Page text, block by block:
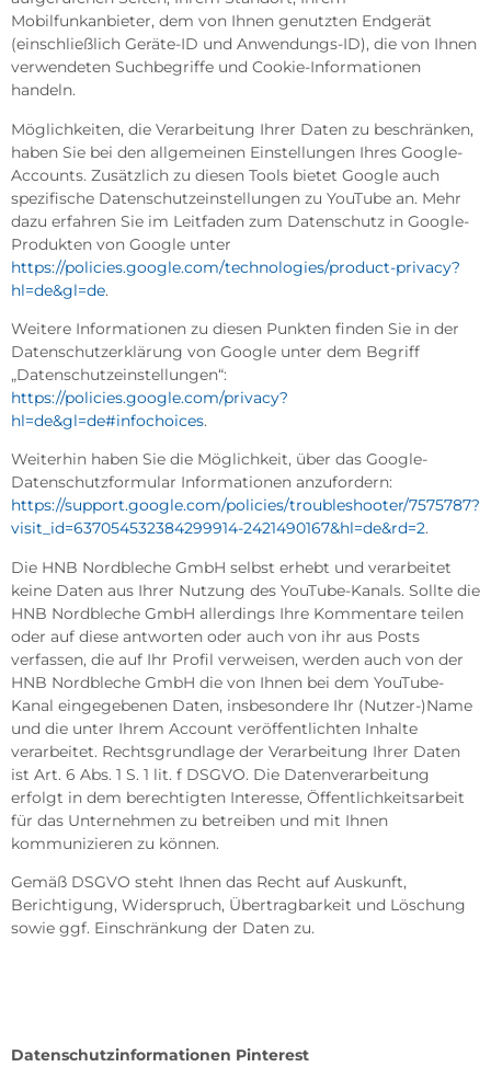
Mobilfunkanbieter, dem von Ihnen genutzten Endgerät
(einschließlich Geräte-ID und Anwendungs-ID), die von Ihnen
verwendeten Suchbegriffe und Cookie-Informationen
handeln.
Möglichkeiten, die Verarbeitung Ihrer Daten zu beschränken,
haben Sie bei den allgemeinen Einstellungen Ihres Google-
Accounts. Zusätzlich zu diesen Tools bietet Google auch
spezifische Datenschutzeinstellungen zu YouTube an. Mehr
dazu erfahren Sie im Leitfaden zum Datenschutz in Google-
Produkten von Google unter
https://policies.google.com/technologies/product-privacy?
hl=de&gl=de.
Weitere Informationen zu diesen Punkten finden Sie in der
Datenschutzerklärung von Google unter dem Begriff
„Datenschutzeinstellungen“:
https://policies.google.com/privacy?
hl=de&gl=de#infochoices.
Weiterhin haben Sie die Möglichkeit, über das Google-
Datenschutzformular Informationen anzufordern:
https://support.google.com/policies/troubleshooter/7575787?
visit_id=637054532384299914-2421490167&hl=de&rd=2.
Die HNB Nordbleche GmbH selbst erhebt und verarbeitet
keine Daten aus Ihrer Nutzung des YouTube-Kanals. Sollte die
HNB Nordbleche GmbH allerdings Ihre Kommentare teilen
oder auf diese antworten oder auch von ihr aus Posts
verfassen, die auf Ihr Profil verweisen, werden auch von der
HNB Nordbleche GmbH die von Ihnen bei dem YouTube-
Kanal eingegebenen Daten, insbesondere Ihr (Nutzer-)Name
und die unter Ihrem Account veröffentlichten Inhalte
verarbeitet. Rechtsgrundlage der Verarbeitung Ihrer Daten
ist Art. 6 Abs. 1 S. 1 lit. f DSGVO. Die Datenverarbeitung
erfolgt in dem berechtigten Interesse, Öffentlichkeitsarbeit
für das Unternehmen zu betreiben und mit Ihnen
kommunizieren zu können.
Gemäß DSGVO steht Ihnen das Recht auf Auskunft,
Berichtigung, Widerspruch, Übertragbarkeit und Löschung
sowie ggf. Einschränkung der Daten zu.
Datenschutzinformationen Pinterest